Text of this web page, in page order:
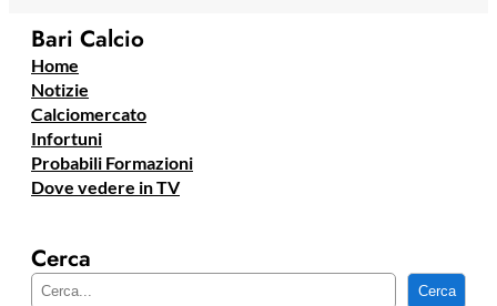
Bari Calcio
Home
Notizie
Calciomercato
Infortuni
Probabili Formazioni
Dove vedere in TV
Cerca
Cerca